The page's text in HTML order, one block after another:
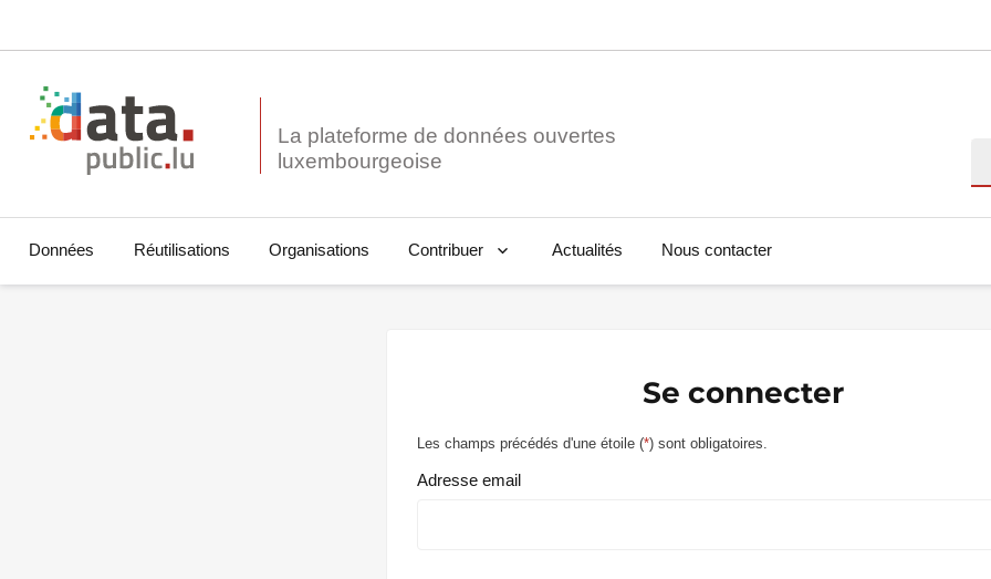
La plateforme de données ouvertes
Données Réutilisations Organisations Contribuer Actualités Nous contacter
Se connecter
Les champs précédés d'une étoile (*) sont obligatoires.
Adresse email